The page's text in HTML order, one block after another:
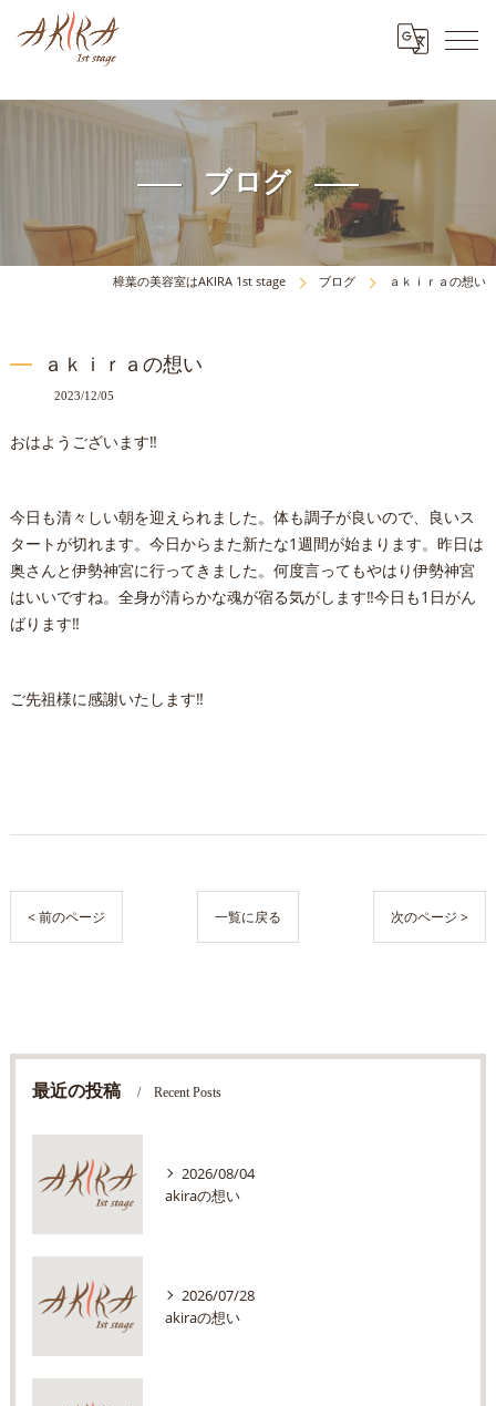
ブログ
樟葉の美容室はAKIRA 1st stage ブログ ａｋｉｒａの想い
ａｋｉｒａの想い
2023/12/05
おはようございます‼️
今日も清々しい朝を迎えられました。体も調子が良いので、良いス
タートが切れます。今日からまた新たな1週間が始まります。昨日は
奥さんと伊勢神宮に行ってきました。何度言ってもやはり伊勢神宮
はいいですね。全身が清らかな魂が宿る気がします‼️今日も1日がん
ばります‼️
ご先祖様に感謝いたします‼️
< 前のページ 一覧に戻る 次のページ >
最近の投稿 Recent Posts
2026/08/04
akiraの想い
2026/07/28
akiraの想い